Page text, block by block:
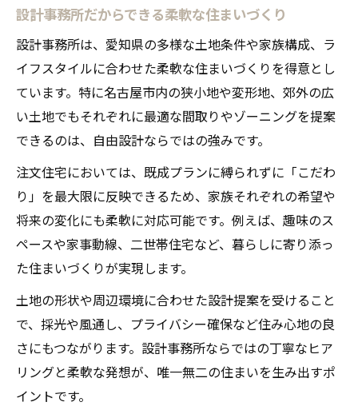
設計事務所だからできる柔軟な住まいづくり
設計事務所は、愛知県の多様な土地条件や家族構成、ラ
イフスタイルに合わせた柔軟な住まいづくりを得意とし
ています。特に名古屋市内の狭小地や変形地、郊外の広
い土地でもそれぞれに最適な間取りやゾーニングを提案
できるのは、自由設計ならではの強みです。
注文住宅においては、既成プランに縛られずに「こだわ
り」を最大限に反映できるため、家族それぞれの希望や
将来の変化にも柔軟に対応可能です。例えば、趣味のス
ペースや家事動線、二世帯住宅など、暮らしに寄り添っ
た住まいづくりが実現します。
土地の形状や周辺環境に合わせた設計提案を受けること
で、採光や風通し、プライバシー確保など住み心地の良
さにもつながります。設計事務所ならではの丁寧なヒア
リングと柔軟な発想が、唯一無二の住まいを生み出すポ
イントです。